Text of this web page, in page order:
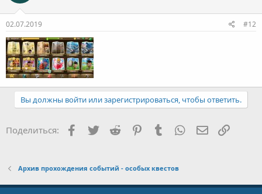
02.07.2019 #12
Вы должны войти или зарегистрироваться, чтобы ответить.
Поделиться: Facebook
Twitter Reddit PinterestTumblr WhatsApp
E-mail
Архив прохождения событий - особых квестов